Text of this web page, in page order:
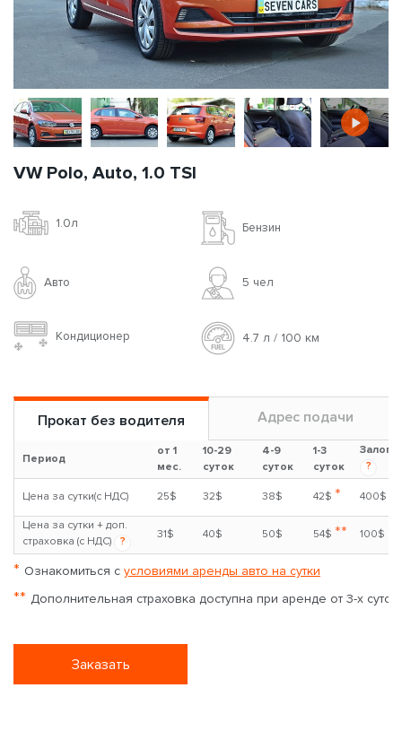
VW Polo, Auto, 1.0 TSI
1.0л Бензин
Авто 5 чел
Кондиционер 4.7 л / 100 км
Прокат без водителя Адрес подачи
Период
от 1
мес.
10-29
суток
4-9
суток
1-3
суток
Залог
?
Цена за сутки(с НДС) 25$ 32$ 38$ 42$ * 400$
Цена за сутки + доп.
страховка (с НДС)
?
31$ 40$ 50$ 54$ ** 100$
* Ознакомиться с условиями аренды авто на сутки
** Дополнительная страховка доступна при аренде от 3-х суток
Заказать